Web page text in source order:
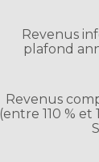
Revenus
plafond
Revenus
(entre 110 %